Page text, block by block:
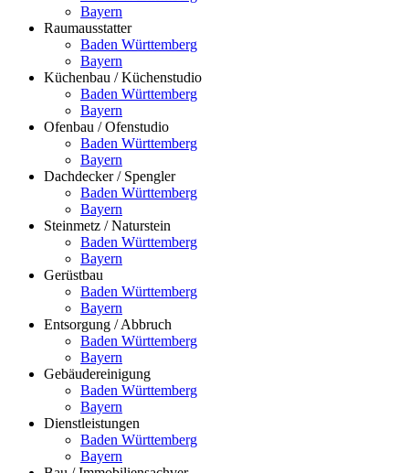
Bayern
Raumausstatter
Baden Württemberg
Bayern
Küchenbau / Küchenstudio
Baden Württemberg
Bayern
Ofenbau / Ofenstudio
Baden Württemberg
Bayern
Dachdecker / Spengler
Baden Württemberg
Bayern
Steinmetz / Naturstein
Baden Württemberg
Bayern
Gerüstbau
Baden Württemberg
Bayern
Entsorgung / Abbruch
Baden Württemberg
Bayern
Gebäudereinigung
Baden Württemberg
Bayern
Dienstleistungen
Baden Württemberg
Bayern